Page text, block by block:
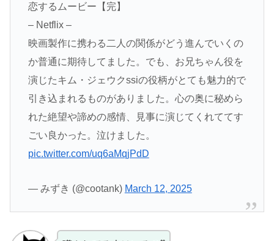
恋するムービー【完】
– Netflix –
映画製作に携わる二人の関係がどう進んでいくの
か普通に期待してました。でも、お兄ちゃん役を
演じたキム・ジェウクssiの役柄がとても魅力的で
引き込まれるものがありました。心の奥に秘めら
れた絶望や諦めの感情、見事に演じてくれててす
ごい良かった。泣けました。
pic.twitter.com/uq6aMqjPdD
— みずき (@cootank) March 12, 2025